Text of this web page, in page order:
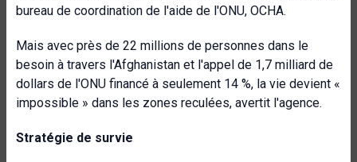
bureau de coordination de l'aide de l'ONU, OCHA.
Mais avec près de 22 millions de personnes dans le
besoin à travers l'Afghanistan et l'appel de 1,7 milliard de
dollars de l'ONU financé à seulement 14 %, la vie devient «
impossible » dans les zones reculées, avertit l'agence.
Stratégie de survie